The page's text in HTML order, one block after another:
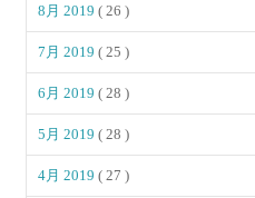
8月 2019( 26 )
7月 2019( 25 )
6月 2019( 28 )
5月 2019( 28 )
4月 2019( 27 )